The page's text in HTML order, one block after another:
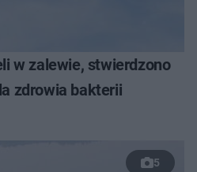
w zalewie, stwierdzono
zdrowia bakterii
5